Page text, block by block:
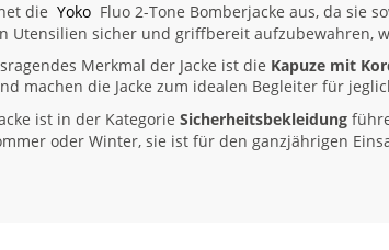
die Yoko Fluo 2-Tone Bomberjacke aus, da sie
Utensilien sicher und griffbereit aufzubewahren,
Merkmal der Jacke ist die Kapuze mit
machen die Jacke zum idealen Begleiter für
ist in der Kategorie Sicherheitsbekleidung
oder Winter, sie ist für den ganzjährigen